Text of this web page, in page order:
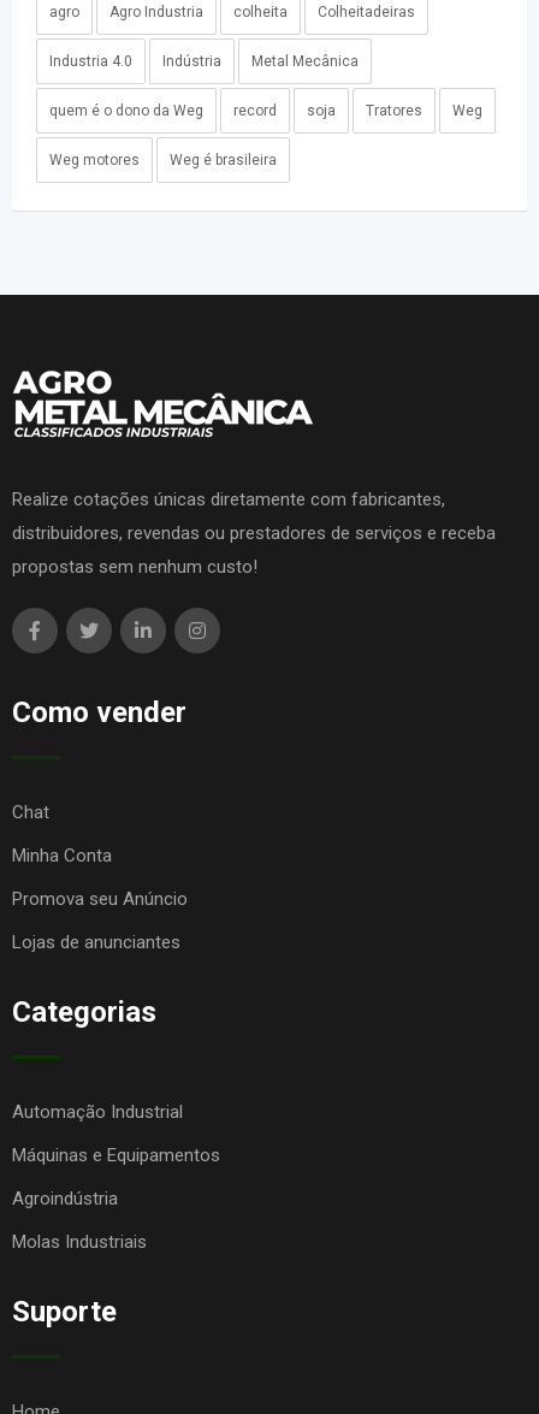
agro Agro Industria colheita Colheitadeiras
Industria 4.0 Indústria Metal Mecânica
quem é o dono da Weg record soja Tratores Weg
Weg motores Weg é brasileira
Realize cotações únicas diretamente com fabricantes,
distribuidores, revendas ou prestadores de serviços e receba
propostas sem nenhum custo!
Como vender
Chat
Minha Conta
Promova seu Anúncio
Lojas de anunciantes
Categorias
Automação Industrial
Máquinas e Equipamentos
Agroindústria
Molas Industriais
Suporte